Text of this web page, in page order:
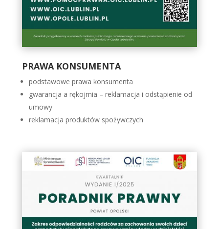
PRAWA KONSUMENTA
podstawowe prawa konsumenta
gwarancja a rękojmia – reklamacja i odstąpienie od
umowy
reklamacja produktów spożywczych